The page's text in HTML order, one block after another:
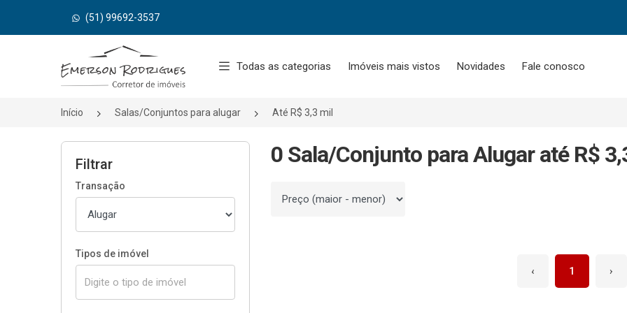
(51) 99692-3537
Página inicial
Todas as categorias Imóveis mais vistos Novidades Fale conosco
Início Salas/Conjuntos para alugar Até R$ 3,3 mil
Filtrar
Transação
Tipos de imóvel
0 Sala/Conjunto para Alugar até R$
Ordenar por
‹ 1 ›